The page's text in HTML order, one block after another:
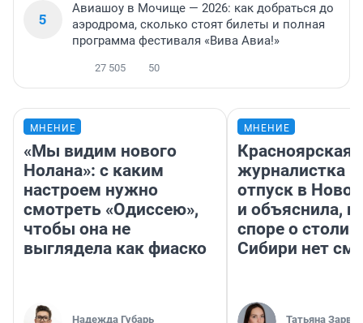
5
Авиашоу в Мочище — 2026: как добраться до
аэродрома, сколько стоят билеты и полная
программа фестиваля «Вива Авиа!»
27 505 50
МНЕНИЕ
«Мы видим нового
Нолана»: с каким
настроем нужно
смотреть «Одиссею»,
чтобы она не
выглядела как фиаско
Надежда Губарь
МНЕНИЕ
Красноярская
журналистка
отпуск в
и объяснила,
споре о
Сибири нет
Татьяна Зарва